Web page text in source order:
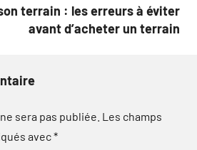
terrain : les erreurs à éviter
avant d’acheter un terrain
sera pas publiée. Les champs
avec*